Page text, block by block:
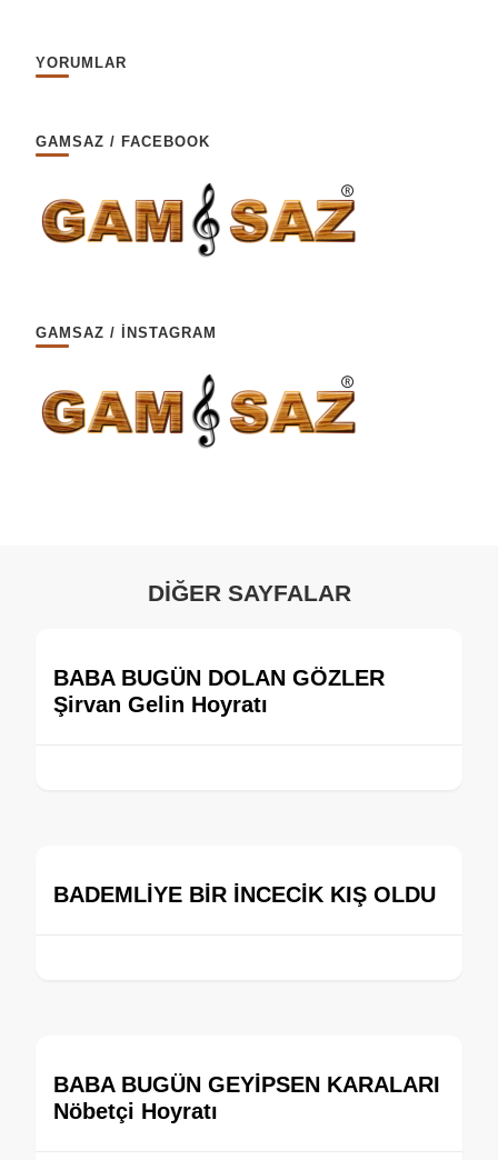
YORUMLAR
GAMSAZ / FACEBOOK
GAMSAZ / İNSTAGRAM
DİĞER SAYFALAR
BABA BUGÜN DOLAN GÖZLER
Şirvan Gelin Hoyratı
BADEMLİYE BİR İNCECİK KIŞ OLDU
BABA BUGÜN GEYİPSEN KARALARI
Nöbetçi Hoyratı